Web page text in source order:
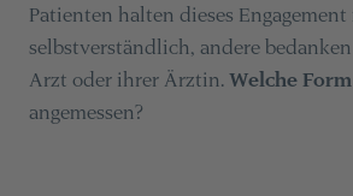
Patienten halten dieses
selbstverständlich, andere
Arzt oder ihrer Ärztin. Welche
angemessen?